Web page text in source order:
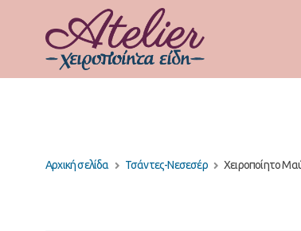
Αρχική σελίδα Τσάντες-Νεσεσέρ Χειροποίητο